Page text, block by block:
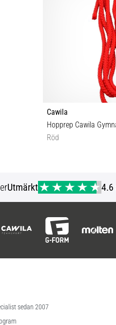
Cawila
Röd
Utmärkt 4.6
sedan 2007